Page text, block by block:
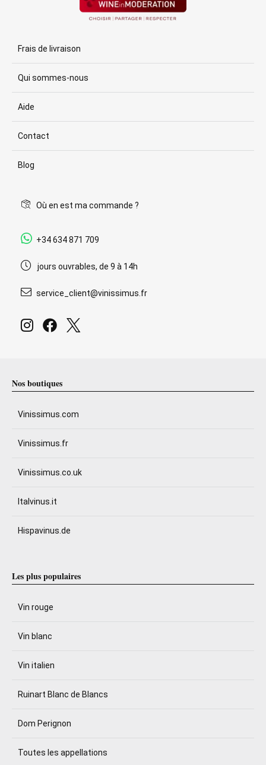
Frais de livraison
Qui sommes-nous
Aide
Contact
Blog
Où en est ma commande ?
+34 634 871 709
jours ouvrables, de 9 à 14h
service_client@vinissimus.fr
Nos boutiques
Vinissimus.com
Vinissimus.fr
Vinissimus.co.uk
Italvinus.it
Hispavinus.de
Les plus populaires
Vin rouge
Vin blanc
Vin italien
Ruinart Blanc de Blancs
Dom Perignon
Toutes les appellations